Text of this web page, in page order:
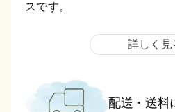
スです。
詳しく見
配送・送料